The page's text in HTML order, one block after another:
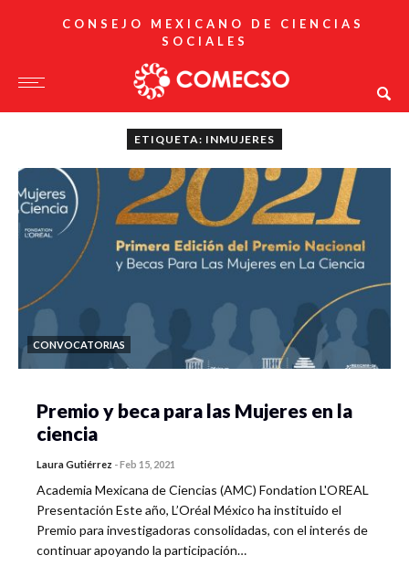
CONSEJO MEXICANO DE CIENCIAS
SOCIALES
ETIQUETA: INMUJERES
CONVOCATORIAS
Premio y beca para las Mujeres en la
ciencia
Laura Gutiérrez -Feb 15, 2021
Academia Mexicana de Ciencias (AMC) Fondation L'OREAL
Presentación Este año, L’Oréal México ha instituido el
Premio para investigadoras consolidadas, con el interés de
continuar apoyando la participación…